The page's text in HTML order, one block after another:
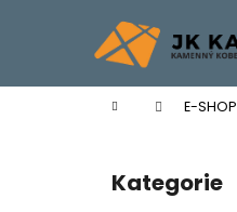
Domů E-SHOP
Přeskočit
kategorie
Kategorie
í
Zpět
do
Zpět
do